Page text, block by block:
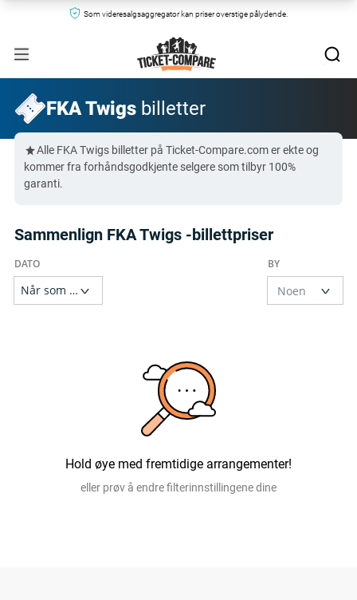
Som videresalgsaggregator kan priser overstige pålydende.
FKA Twigs billetter
Alle FKA Twigs billetter på Ticket-Compare.com er ekte og
kommer fra forhåndsgodkjente selgere som tilbyr 100%
garanti.
Sammenlign FKA Twigs -billettpriser
Hold øye med fremtidige arrangementer!
eller prøv å endre filterinnstillingene dine